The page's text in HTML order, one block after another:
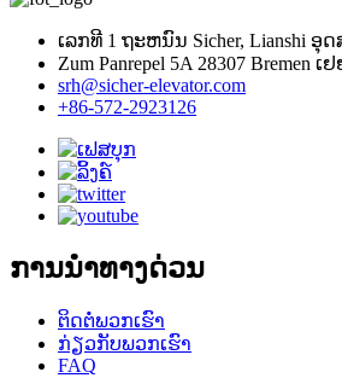
ເລກ​ທີ 1 ຖະ​ຫນົນ Sicher​, Lianshi ອຸ
Zum Panrepel 5A 28307 Bremen
srh@sicher-elevator.com
+86-572-2923126
ການນໍາທາງດ່ວນ
ຕິດ​ຕໍ່​ພວກ​ເຮົາ
ກ່ຽວ​ກັບ​ພວກ​ເຮົາ
FAQ